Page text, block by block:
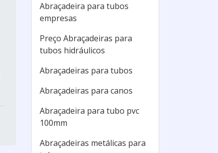
Abraçadeira para tubos
empresas
Preço Abraçadeiras para
tubos hidráulicos
Abraçadeiras para tubos
Abraçadeiras para canos
Abraçadeira para tubo pvc
100mm
Abraçadeiras metálicas para